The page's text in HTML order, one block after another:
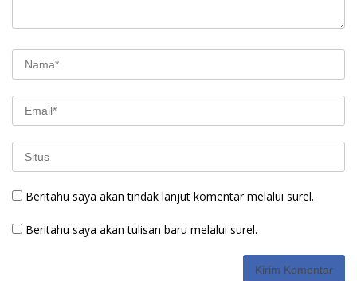
Beritahu saya akan tindak lanjut komentar melalui surel.
Beritahu saya akan tulisan baru melalui surel.